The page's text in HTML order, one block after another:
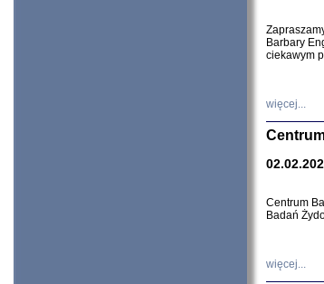
Barbary
ciekawym
więcej...
Centrum
Badań
więcej...